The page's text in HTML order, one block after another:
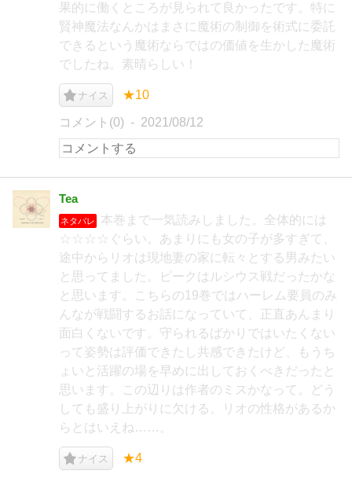
果的に働くところが見られて良かったです。特に
賢神魔法なんかはまさに魔術の制御を術式に委託
できるという魔術ならではの価値を生かした魔術
でしたね。素晴らしい！
ナイス ★10
コメント(0) 2021/08/12
Tea
ネタバレ
本巻まで一気読みしました。全体的には
☆☆☆☆ぐらい。あまりにも女の子が多すぎて、
途中からリオは現地妻の家に転々とする男みたい
と思ってました。ピークはルシウス戦だったかな
と思います。こちらの19巻ではハーレム要員のみ
んなが戦闘するお話になっていて、正直あんまり
面白くないです。守られるばかりではいたくない
って姿勢は評価できたし共感できたけど、もうち
ょいと活躍の場を早めに出しておくべきだったと
思います。この辺りは作者のミスかなって。どう
しても盛り上がりに欠ける。リオの性格があるか
らとはいえね……。
ナイス ★4